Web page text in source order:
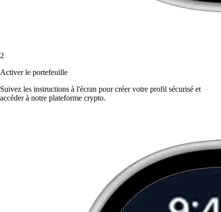
2
Activer le portefeuille
Suivez les instructions à l'écran pour créer votre profil sécurisé et
accéder à notre plateforme crypto.